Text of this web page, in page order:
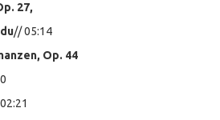
27,
// 05:14
Op. 44